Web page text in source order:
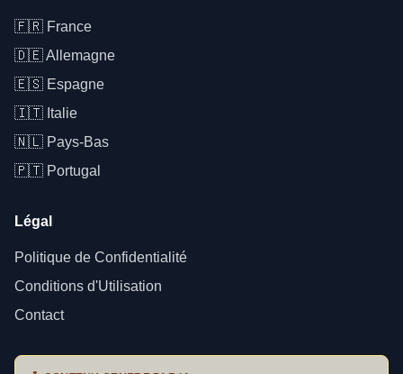
🇫🇷 France
🇩🇪Allemagne
🇪🇸 Espagne
🇮🇹 Italie
🇳🇱 Pays-Bas
🇵🇹 Portugal
Légal
Politique de Confidentialité
Conditions d'Utilisation
Contact